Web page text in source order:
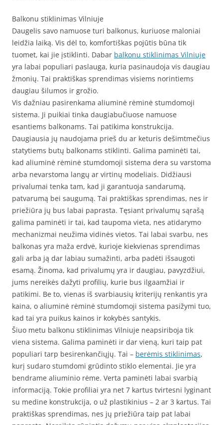
Balkonu stiklinimas Vilniuje
Daugelis savo namuose turi balkonus, kuriuose maloniai
leidžia laiką. Vis dėl to, komfortiškas pojūtis būna tik
tuomet, kai jie įstiklinti. Dabar balkonu stiklinimas Vilniuje
yra labai populiari paslauga, kuria pasinaudoja vis daugiau
žmonių. Tai praktiškas sprendimas visiems norintiems
daugiau šilumos ir grožio.
Vis dažniau pasirenkama aliuminė rėminė stumdomoji
sistema. Ji puikiai tinka daugiabučiuose namuose
esantiems balkonams. Tai patikima konstrukcija.
Daugiausia jų naudojama prieš du ar keturis dešimtmečius
statytiems butų balkonams stiklinti. Galima paminėti tai,
kad aliuminė rėminė stumdomoji sistema dera su varstoma
arba nevarstoma langų ar virtinų modeliais. Didžiausi
privalumai tenka tam, kad ji garantuoja sandarumą,
patvarumą bei saugumą. Tai praktiškas sprendimas, nes ir
priežiūra jų bus labai paprasta. Tęsiant privalumų sąrašą
galima paminėti ir tai, kad taupoma vieta, nes atidarymo
mechanizmai neužima vidinės vietos. Tai labai svarbu, nes
balkonas yra maža erdvė, kurioje kiekvienas sprendimas
gali arba ją dar labiau sumažinti, arba padėti išsaugoti
esamą. Žinoma, kad privalumų yra ir daugiau, pavyzdžiui,
jums nereikės dažyti profilių, kurie bus ilgaamžiai ir
patikimi. Be to, vienas iš svarbiausių kriterijų renkantis yra
kaina, o aliuminė rėminė stumdomoji sistema pasižymi tuo,
kad tai yra puikus kainos ir kokybės santykis.
Šiuo metu balkonu stiklinimas Vilniuje neapsiriboja tik
viena sistema. Galima paminėti ir dar vieną, kuri taip pat
populiari tarp besirenkančiųjų. Tai – berėmis stiklinimas,
kurį sudaro stumdomi grūdinto stiklo elementai. Jie yra
bendrame aliuminio rėme. Verta paminėti labai svarbią
informaciją. Tokie profiliai yra net 7 kartus tvirtesni lyginant
su medine konstrukcija, o už plastikinius – 2 ar 3 kartus. Tai
praktiškas sprendimas, nes jų priežiūra taip pat labai